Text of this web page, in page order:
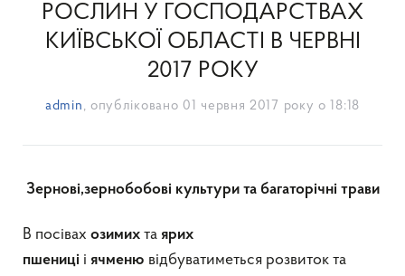
РОСЛИН У ГОСПОДАРСТВАХ
КИЇВСЬКОЇ ОБЛАСТІ В ЧЕРВНІ
2017 РОКУ
admin , опубліковано 01 червня 2017 року о 18:18
Зернові,зернобобові культури та багаторічні трави
В посівах озимих та ярих
пшениці і ячменю відбуватиметься розвиток та